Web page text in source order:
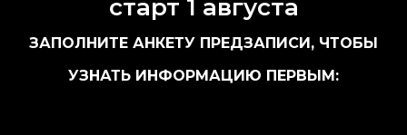
старт 1 августа
ЗАПОЛНИТЕ АНКЕТУ ПРЕДЗАПИСИ, ЧТОБЫ
УЗНАТЬ ИНФОРМАЦИЮ ПЕРВЫМ: